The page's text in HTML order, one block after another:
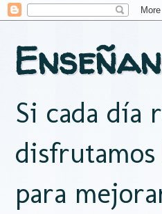
Si cada día
para